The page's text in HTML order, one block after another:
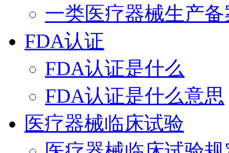
一类医疗器械生产备
FDA认证
FDA认证是什么
FDA认证是什么意思
医疗器械临床试验